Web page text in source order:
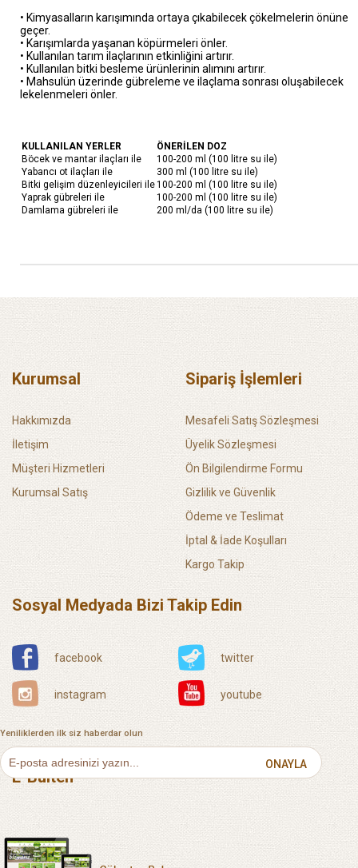
• Kimyasalların karışımında ortaya çıkabilecek çökelmelerin önüne
geçer.
• Karışımlarda yaşanan köpürmeleri önler.
• Kullanılan tarım ilaçlarının etkinliğini artırır.
• Kullanılan bitki besleme ürünlerinin alımını artırır.
• Mahsulün üzerinde gübreleme ve ilaçlama sonrası oluşabilecek
lekelenmeleri önler.
KULLANILAN YERLER
ÖNERİLEN DOZ
Böcek ve mantar ilaçları ile
100-200 ml (100 litre su ile)
Yabancı ot ilaçları ile
300 ml (100 litre su ile)
Bitki gelişim düzenleyicileri ile100-200 ml (100 litre su ile)
Yaprak gübreleri ile
100-200 ml (100 litre su ile)
Damlama gübreleri ile
200 ml/da (100 litre su ile)
Kurumsal
Hakkımızda
İletişim
Müşteri Hizmetleri
Kurumsal Satış
Sipariş İşlemleri
Mesafeli Satış Sözleşmesi
Üyelik Sözleşmesi
Ön Bilgilendirme Formu
Gizlilik ve Güvenlik
Ödeme ve Teslimat
İptal & İade Koşulları
Kargo Takip
Sosyal Medyada Bizi Takip Edin
facebook twitter
instagram youtube
Yeniliklerden ilk siz haberdar olun
ONAYLA
E-Bülten